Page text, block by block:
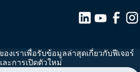
งเราเพื่อรับข้อมูลล่าสุดเกี่ยวกับฟีเจอร์
ละการเปิดตัวใหม่